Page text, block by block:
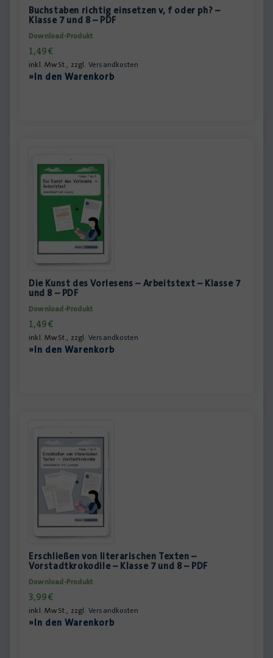
Buchstaben richtig einsetzen v, f oder ph? –
Klasse 7 und 8 – PDF
Download-Produkt
1,49€
inkl. MwSt., zzgl. Versandkosten
»In den Warenkorb
Die Kunst des Vorlesens – Arbeitstext – Klasse 7
und 8 – PDF
Download-Produkt
1,49€
inkl. MwSt., zzgl. Versandkosten
»In den Warenkorb
Erschließen von literarischen Texten –
Vorstadtkrokodile – Klasse 7 und 8 – PDF
Download-Produkt
3,99€
inkl. MwSt., zzgl. Versandkosten
»In den Warenkorb